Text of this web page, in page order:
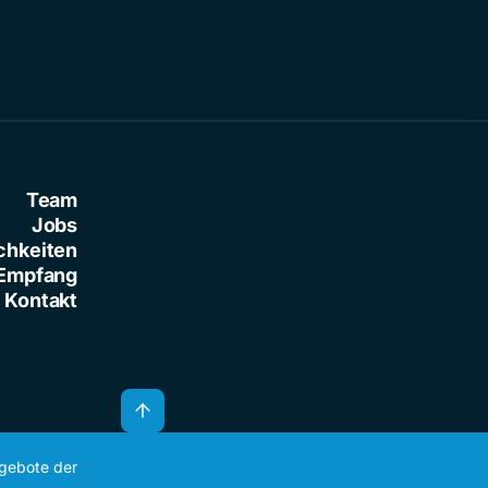
Team
Jobs
Kontakt
der